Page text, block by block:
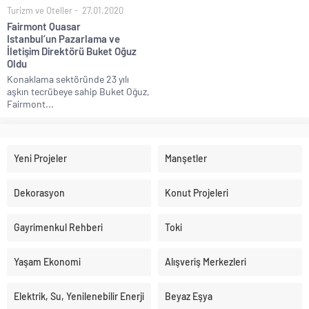
Turizm ve Oteller 27.01.2020
Fairmont Quasar
Istanbul’un Pazarlama ve
İletişim Direktörü Buket Oğuz
Oldu
Konaklama sektöründe 23 yılı
aşkın tecrübeye sahip Buket Oğuz,
Fairmont...
Yeni Projeler Manşetler
Dekorasyon Konut Projeleri
Gayrimenkul Rehberi Toki
Yaşam Ekonomi Alışveriş Merkezleri
Elektrik, Su, Yenilenebilir Enerji Beyaz Eşya